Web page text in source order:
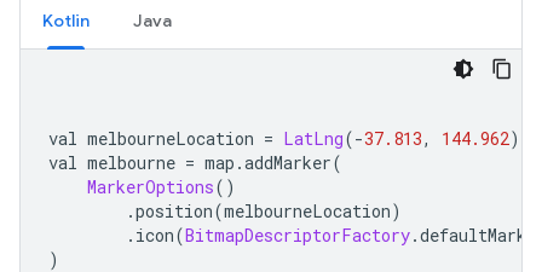
Kotlin Java
val melbourneLocation = LatLng(-37.813, 144.962)
val melbourne = map .addMarker(
MarkerOptions()
.position(melbourneLocation)
. icon(BitmapDescriptorFactory.
)